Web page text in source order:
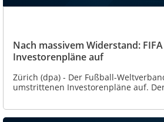
Nach massivem Widerstand:
Investorenpläne auf
Zürich (dpa) - Der Fußball-
umstrittenen Investorenpläne auf.